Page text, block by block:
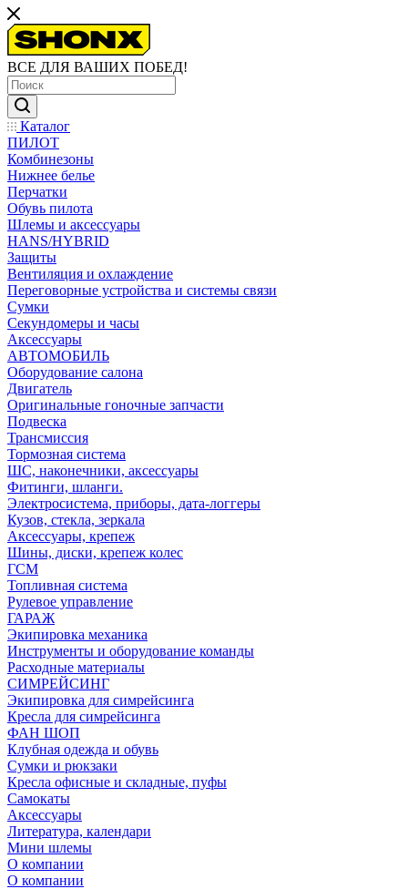
ВСЕ ДЛЯ ВАШИХ ПОБЕД!
Каталог
ПИЛОТ
Комбинезоны
Нижнее белье
Перчатки
Обувь пилота
Шлемы и аксессуары
HANS/HYBRID
Защиты
Вентиляция и охлаждение
Переговорные устройства и системы связи
Сумки
Секундомеры и часы
Аксессуары
АВТОМОБИЛЬ
Оборудование салона
Двигатель
Оригинальные гоночные запчасти
Подвеска
Трансмиссия
Тормозная система
ШС, наконечники, аксессуары
Фитинги, шланги.
Электросистема, приборы, дата-логгеры
Кузов, стекла, зеркала
Аксессуары, крепеж
Шины, диски, крепеж колес
ГСМ
Топливная система
Рулевое управление
ГАРАЖ
Экипировка механика
Инструменты и оборудование команды
Расходные материалы
СИМРЕЙСИНГ
Экипировка для симрейсинга
Кресла для симрейсинга
ФАН ШОП
Клубная одежда и обувь
Сумки и рюкзаки
Кресла офисные и складные, пуфы
Самокаты
Аксессуары
Литература, календари
Мини шлемы
О компании
О компании